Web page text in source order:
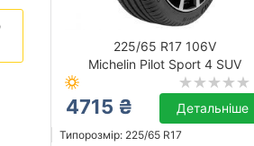
225/65 R17 106V
Michelin Pilot Sport 4 SUV
4715 ₴ Детальніше
Типорозмір: 225/65 R17